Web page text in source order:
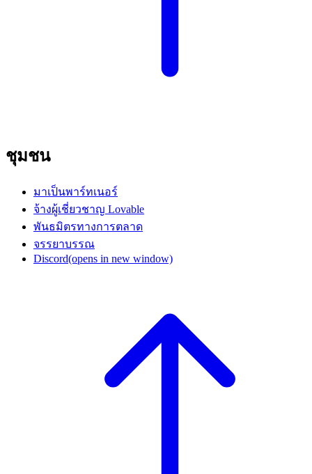
ชุมชน
มาเป็นพาร์ทเนอร์
จ้างผู้เชี่ยวชาญ Lovable
พันธมิตรทางการตลาด
จรรยาบรรณ
Discord(opens in new window)